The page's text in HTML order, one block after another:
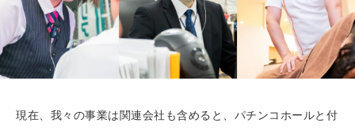
現在、我々の事業は関連会社も含めると、パチンコホールと付